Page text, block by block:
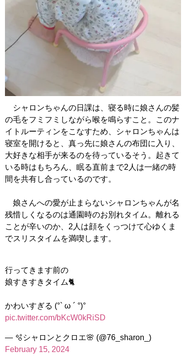
シャロンちゃんの日課は、寝る時に娘さんの髪
の毛をフミフミしながら喉を鳴らすこと。このナ
イトルーティンをこなすため、シャロンちゃんは
寝室を開けると、真っ先に娘さんの布団に入り、
大好きな相手が来るのを待っているそう。起きて
いる時はもちろん、眠る直前まで2人は一緒の時
間を共有し合っているのです。
娘さんへの愛が止まらないシャロンちゃんが名
残惜しくなるのは通園時のお別れタイム。離れる
ことが辛いのか、2人は顔をくっつけて心ゆくま
でスリスタイムを満喫します。
行ってきます前の
娘すきすきタイム🐈
かわいすぎる (°` ω ´ °)°
pic.twitter.com/bKcW0kRiSD
— 🫧シャロンとクロエ🌸 (@76_sharon_)
February 15, 2024